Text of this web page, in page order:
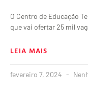
O Centro de Educação
que vai ofertar 25 mil
LEIA MAIS
fevereiro 7, 2024